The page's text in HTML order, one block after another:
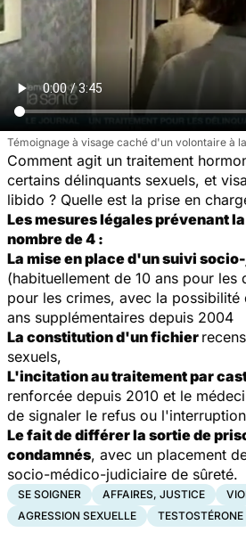
Témoignage à visage caché d'un volontaire à
Comment agit un traitement
certains délinquants sexuels, et
libido ? Quelle est la prise en
Les mesures légales prévenant
nombre de 4 :
La mise en place d'un suivi
(habituellement de 10 ans pour les
pour les crimes, avec la possibilité
ans supplémentaires depuis 2004
La constitution d'un fichier
sexuels,
L'incitation au traitement par
renforcée depuis 2010 et le
de signaler le refus ou
Le fait de différer la sortie de
condamnés, avec un placement
socio-médico-judiciaire de sûreté.
SE SOIGNER AFFAIRES, JUSTICE
AGRESSION SEXUELLE
TESTOSTÉRONE